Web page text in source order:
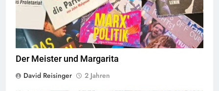
Der Meister und Margarita
David Reisinger
2 Jahren